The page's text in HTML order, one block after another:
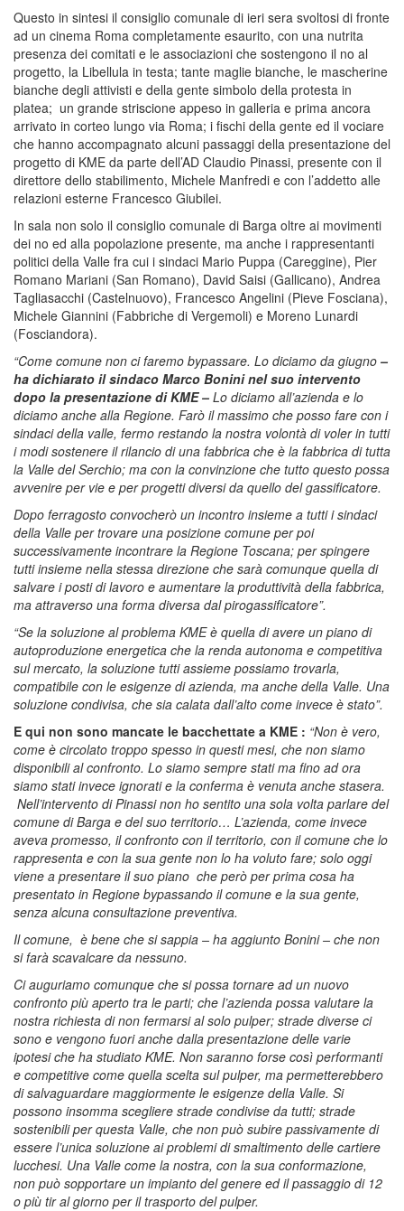
Questo in sintesi il consiglio comunale di ieri sera svoltosi di fronte
ad un cinema Roma completamente esaurito, con una nutrita
presenza dei comitati e le associazioni che sostengono il no al
progetto, la Libellula in testa; tante maglie bianche, le mascherine
bianche degli attivisti e della gente simbolo della protesta in
platea; un grande striscione appeso in galleria e prima ancora
arrivato in corteo lungo via Roma; i fischi della gente ed il vociare
che hanno accompagnato alcuni passaggi della presentazione del
progetto di KME da parte dell’AD Claudio Pinassi, presente con il
direttore dello stabilimento, Michele Manfredi e con l’addetto alle
relazioni esterne Francesco Giubilei.
In sala non solo il consiglio comunale di Barga oltre ai movimenti
dei no ed alla popolazione presente, ma anche i rappresentanti
politici della Valle fra cui i sindaci Mario Puppa (Careggine), Pier
Romano Mariani (San Romano), David Saisi (Gallicano), Andrea
Tagliasacchi (Castelnuovo), Francesco Angelini (Pieve Fosciana),
Michele Giannini (Fabbriche di Vergemoli) e Moreno Lunardi
(Fosciandora).
“Come comune non ci faremo bypassare. Lo diciamo da giugno –
ha dichiarato il sindaco Marco Bonini nel suo intervento
dopo la presentazione di KME – Lo diciamo all’azienda e lo
diciamo anche alla Regione. Farò il massimo che posso fare con i
sindaci della valle, fermo restando la nostra volontà di voler in tutti
i modi sostenere il rilancio di una fabbrica che è la fabbrica di tutta
la Valle del Serchio; ma con la convinzione che tutto questo possa
avvenire per vie e per progetti diversi da quello del gassificatore.
Dopo ferragosto convocherò un incontro insieme a tutti i sindaci
della Valle per trovare una posizione comune per poi
successivamente incontrare la Regione Toscana; per spingere
tutti insieme nella stessa direzione che sarà comunque quella di
salvare i posti di lavoro e aumentare la produttività della fabbrica,
ma attraverso una forma diversa dal pirogassificatore”.
“Se la soluzione al problema KME è quella di avere un piano di
autoproduzione energetica che la renda autonoma e competitiva
sul mercato, la soluzione tutti assieme possiamo trovarla,
compatibile con le esigenze di azienda, ma anche della Valle. Una
soluzione condivisa, che sia calata dall’alto come invece è stato”.
E qui non sono mancate le bacchettate a KME : “Non è vero,
come è circolato troppo spesso in questi mesi, che non siamo
disponibili al confronto. Lo siamo sempre stati ma fino ad ora
siamo stati invece ignorati e la conferma è venuta anche stasera.
Nell’intervento di Pinassi non ho sentito una sola volta parlare del
comune di Barga e del suo territorio… L’azienda, come invece
aveva promesso, il confronto con il territorio, con il comune che lo
rappresenta e con la sua gente non lo ha voluto fare; solo oggi
viene a presentare il suo piano che però per prima cosa ha
presentato in Regione bypassando il comune e la sua gente,
senza alcuna consultazione preventiva.
Il comune, è bene che si sappia – ha aggiunto Bonini – che non
si farà scavalcare da nessuno.
Ci auguriamo comunque che si possa tornare ad un nuovo
confronto più aperto tra le parti; che l’azienda possa valutare la
nostra richiesta di non fermarsi al solo pulper; strade diverse ci
sono e vengono fuori anche dalla presentazione delle varie
ipotesi che ha studiato KME. Non saranno forse così performanti
e competitive come quella scelta sul pulper, ma permetterebbero
di salvaguardare maggiormente le esigenze della Valle. Si
possono insomma scegliere strade condivise da tutti; strade
sostenibili per questa Valle, che non può subire passivamente di
essere l’unica soluzione ai problemi di smaltimento delle cartiere
lucchesi. Una Valle come la nostra, con la sua conformazione,
non può sopportare un impianto del genere ed il passaggio di 12
o più tir al giorno per il trasporto del pulper.